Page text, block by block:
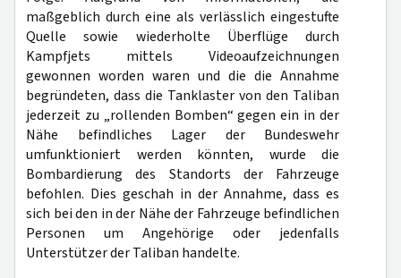
maßgeblich durch eine als verlässlich eingestufte
Quelle sowie wiederholte Überflüge durch
Kampfjets mittels Videoaufzeichnungen
gewonnen worden waren und die die Annahme
begründeten, dass die Tanklaster von den Taliban
jederzeit zu „rollenden Bomben“ gegen ein in der
Nähe befindliches Lager der Bundeswehr
umfunktioniert werden könnten, wurde die
Bombardierung des Standorts der Fahrzeuge
befohlen. Dies geschah in der Annahme, dass es
sich bei den in der Nähe der Fahrzeuge befindlichen
Personen um Angehörige oder jedenfalls
Unterstützer der Taliban handelte.